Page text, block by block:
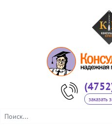
заказать